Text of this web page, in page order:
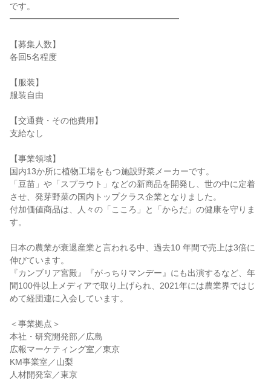
です。
━━━━━━━━━━━━━━━━━━━━
【募集人数】
各回5名程度
【服装】
服装自由
【交通費・その他費用】
支給なし
【事業領域】
国内13か所に植物工場をもつ施設野菜メーカーです。
「豆苗」や「スプラウト」などの新商品を開発し、世の中に定着
させ、発芽野菜の国内トップクラス企業となりました。
付加価値商品は、人々の「こころ」と「からだ」の健康を守りま
す。
日本の農業が衰退産業と言われる中、過去10 年間で売上は3倍に
伸びています。
『カンブリア宮殿』『がっちりマンデー』にも出演するなど、年
間100件以上メディアで取り上げられ、2021年には農業界ではじ
めて経団連に入会しています。
＜事業拠点＞
本社・研究開発部／広島
広報マーケティング室／東京
KM事業室／山梨
人材開発室／東京